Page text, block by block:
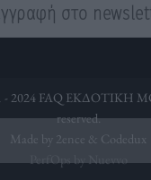
στο
- 2024 FAQ ΕΚΔΟΤΙΚΗ
reserved.
Made by 2ence & Codedux
PerfOps by Nuevvo